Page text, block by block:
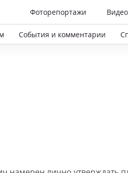
Фоторепортажи
События и комментарии